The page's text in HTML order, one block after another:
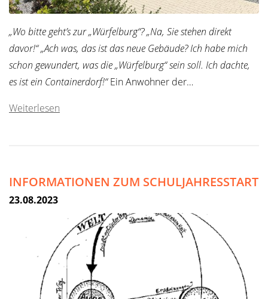
„Wo bitte geht’s zur „Würfelburg“? „Na, Sie stehen direkt
davor!“ „Ach was, das ist das neue Gebäude? Ich habe mich
schon gewundert, was die „Würfelburg“ sein soll. Ich dachte,
es ist ein Containerdorf!“Ein Anwohner der…
Weiterlesen
INFORMATIONEN ZUM SCHULJAHRESSTART
23.08.2023